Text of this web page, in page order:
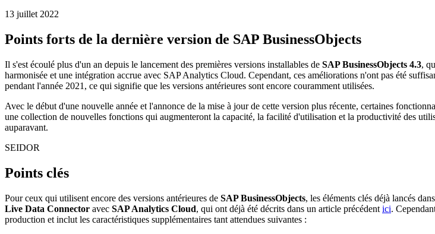
13 juillet 2022
Points forts de la dernière version de SAP BusinessObjects
Il s'est écoulé plus d'un an depuis le lancement des premières versions installables de SAP BusinessObjects 4.3,
harmonisée et une intégration accrue avec SAP Analytics Cloud. Cependant, ces améliorations n'ont pas été
pendant l'année 2021, ce qui signifie que les versions antérieures sont encore couramment utilisées.
Avec le début d'une nouvelle année et l'annonce de la mise à jour de cette version plus récente, certaines
une collection de nouvelles fonctions qui augmenteront la capacité, la facilité d'utilisation et la productivité des
auparavant.
SEIDOR
Points clés
Pour ceux qui utilisent encore des versions antérieures de SAP BusinessObjects, les éléments clés déjà lancés
Live Data Connector avec SAP Analytics Cloud, qui ont déjà été décrits dans un article précédent ici.
production et inclut les caractéristiques supplémentaires tant attendues suivantes :